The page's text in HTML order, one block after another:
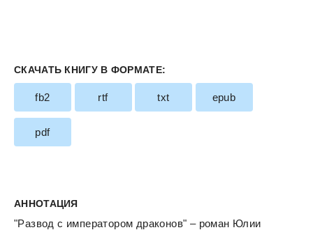
СКАЧАТЬ КНИГУ В ФОРМАТЕ:
fb2 rtf txt epub
pdf
АННОТАЦИЯ
"Развод с императором драконов" – роман Юлии